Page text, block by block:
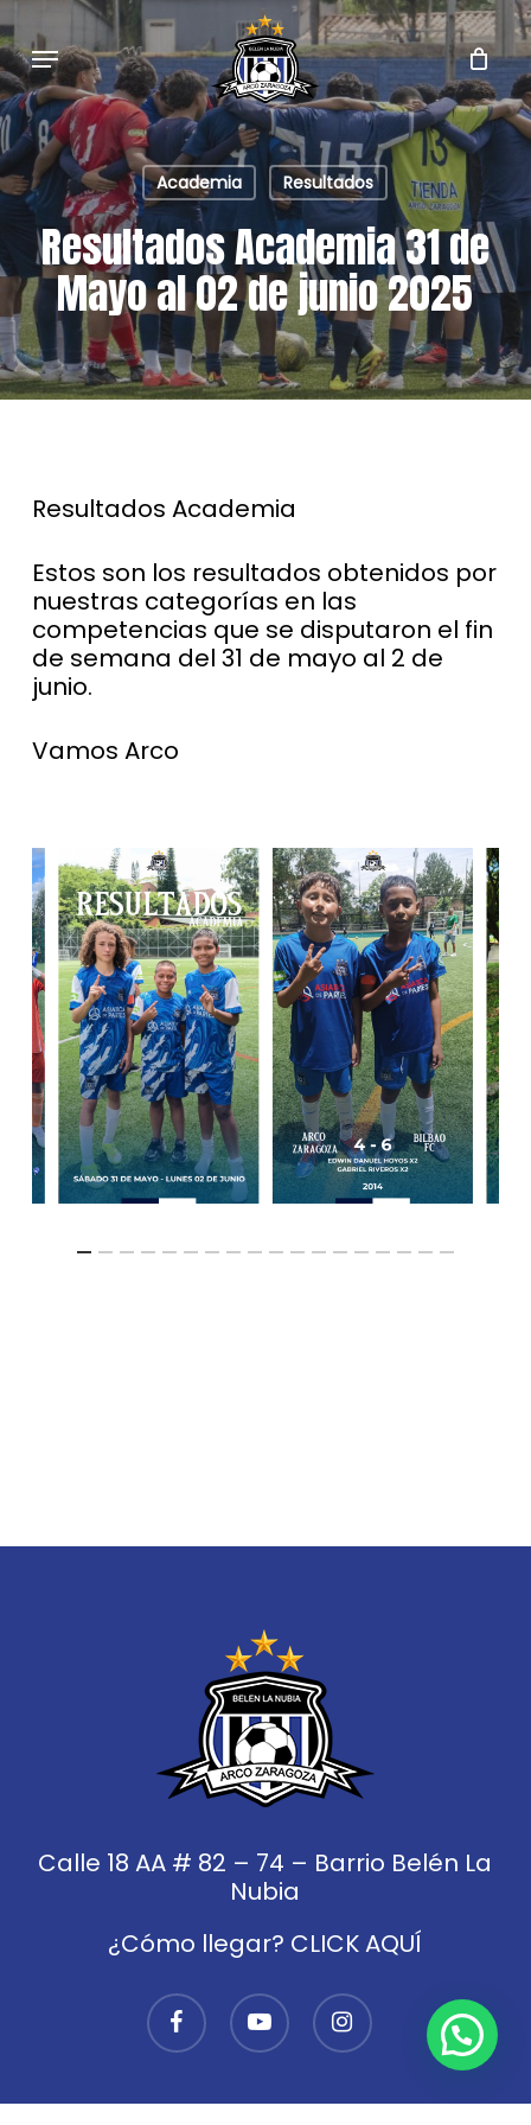
to
main
content
Menu
Academia Resultados
Resultados Academia 31 de
Mayo al 02 de junio 2025
Resultados Academia
Estos son los resultados obtenidos por
nuestras categorías en las
competencias que se disputaron el fin
de semana del 31 de mayo al 2 de
junio.
Vamos Arco
Calle 18 AA # 82 – 74 – Barrio Belén La
Nubia
¿Cómo llegar? CLICK AQUÍ
facebook youtube instagram